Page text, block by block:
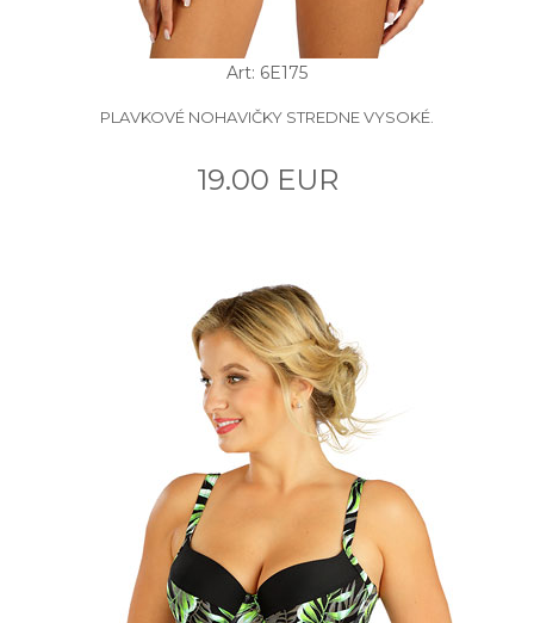
Art: 6E175
PLAVKOVÉ NOHAVIČKY STREDNE VYSOKÉ.
19.00 EUR